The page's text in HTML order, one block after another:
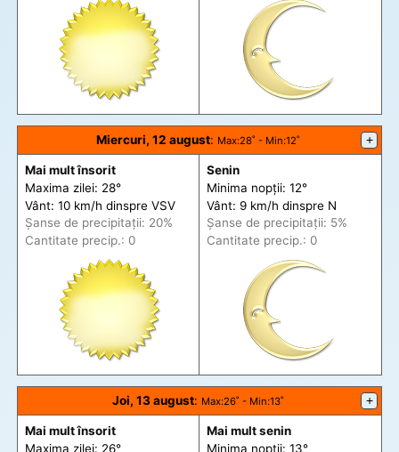
Miercuri, 12 august: Max:28˚ - Min:12˚ +
Mai mult însorit
Maxima zilei: 28°
Vânt: 10 km/h dinspre VSV
Șanse de precipitații: 20%
Cantitate precip.: 0
Senin
Minima nopții: 12°
Vânt: 9 km/h dinspre N
Șanse de precipitații: 5%
Cantitate precip.: 0
Joi, 13 august: Max:26˚ - Min:13˚ +
Mai mult însorit
Maxima zilei: 26°
Mai mult senin
Minima nopții: 13°